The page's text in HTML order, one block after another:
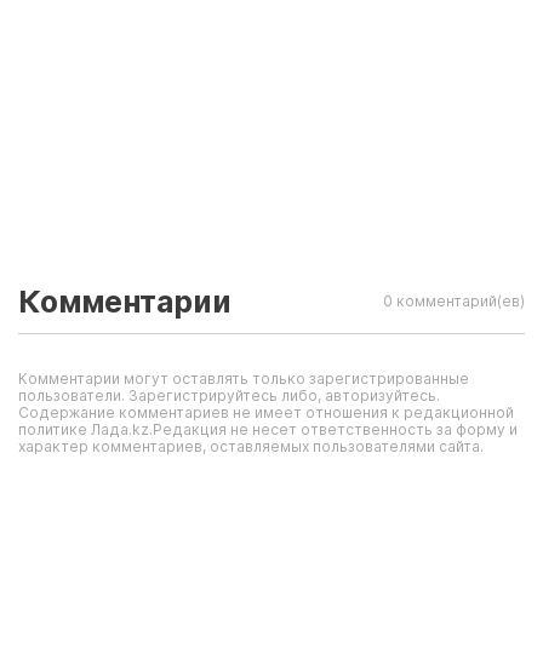
Комментарии 0 комментарий(ев)
Комментарии могут оставлять только зарегистрированные
пользователи. Зарегистрируйтесь либо, авторизуйтесь.
Содержание комментариев не имеет отношения к редакционной
политике Лада.kz.Редакция не несет ответственность за форму и
характер комментариев, оставляемых пользователями сайта.